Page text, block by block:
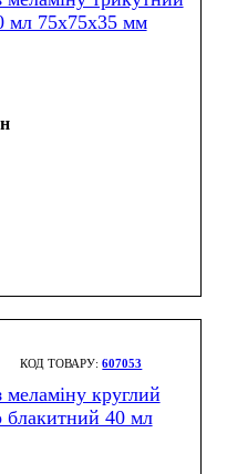
мл 75х75х35 мм
607053
круглий
блакитний 40 мл